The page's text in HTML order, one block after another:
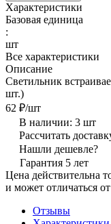
Характеристики
Базовая единица
:
шт
Все характеристики
Описание
Cветильник
шт.)
62 ₽/шт
В наличии: 3 шт
Рассчитать
Нашли дешевле?
Гарантия 5 лет
Цена действительна
и может отличаться
Отзывы